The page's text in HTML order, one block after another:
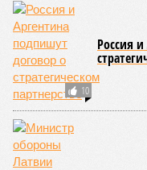
10
Россия